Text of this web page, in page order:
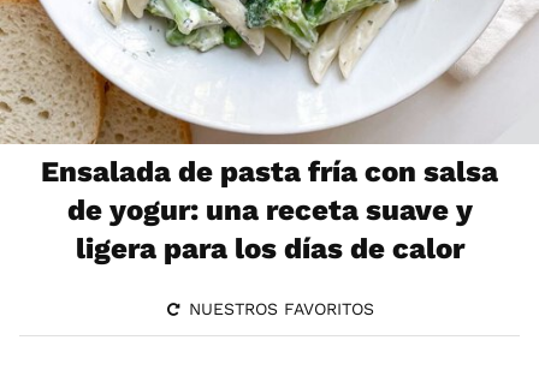
Ensalada de pasta fría con salsa
de yogur: una receta suave y
ligera para los días de calor
NUESTROS FAVORITOS